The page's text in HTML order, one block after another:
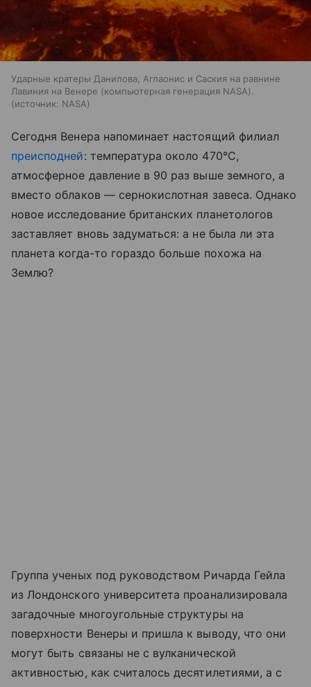
Ударные кратеры Данилова, Аглаонис и Саския на равнине
Лавиния на Венере (компьютерная генерация NASA).
источник: NASA
Сегодня Венера напоминает настоящий филиал
преисподней: температура около 470°C,
атмосферное давление в 90 раз выше земного, а
вместо облаков — сернокислотная завеса. Однако
новое исследование британских планетологов
заставляет вновь задуматься: а не была ли эта
планета когда-то гораздо больше похожа на
Землю?
Группа ученых под руководством Ричарда Гейла
из Лондонского университета проанализировала
загадочные многоугольные структуры на
поверхности Венеры и пришла к выводу, что они
могут быть связаны не с вулканической
активностью, как считалось десятилетиями, а с